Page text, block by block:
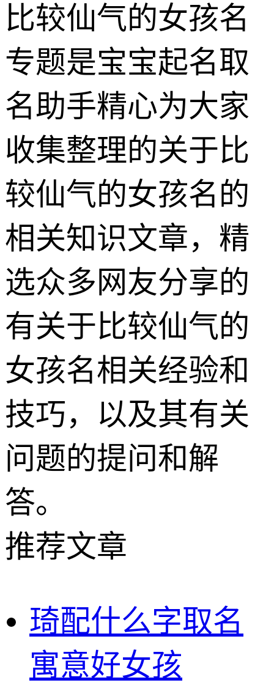
比较仙气的女孩名
专题是宝宝起名取
名助手精心为大家
收集整理的关于比
较仙气的女孩名的
相关知识文章，精
选众多网友分享的
有关于比较仙气的
女孩名相关经验和
技巧，以及其有关
问题的提问和解
答。
推荐文章
琦配什么字取名
寓意好女孩